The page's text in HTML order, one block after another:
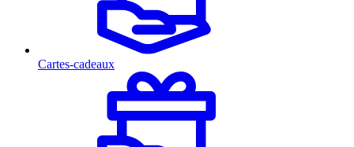
Cartes-cadeaux